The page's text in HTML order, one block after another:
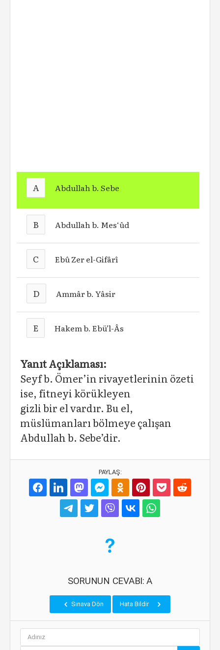
A Abdullah b. Sebe
B Abdullah b. Mes‘ûd
C Ebû Zer el-Gifârî
D Ammâr b. Yâsir
E Hakem b. Ebü’l-Âs
Yanıt Açıklaması:
Seyf b. Ömer’in rivayetlerinin özeti
ise, fitneyi körükleyen
gizli bir el vardır. Bu el,
müslümanları bölmeye çalışan
Abdullah b. Sebe’dir.
PAYLAŞ:
SORUNUN CEVABI: A
Sınava Dön Hata Bildir